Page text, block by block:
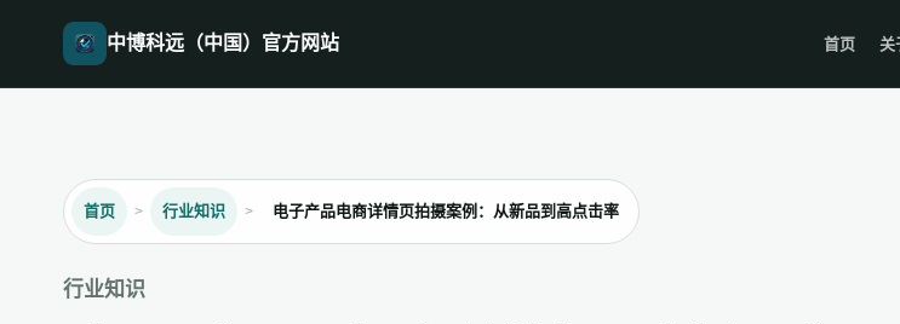
中博科远（中国）官方网站 首页 关
首页 行业知识 电子产品电商详情页拍摄案例：从新品到高点击率
行业知识